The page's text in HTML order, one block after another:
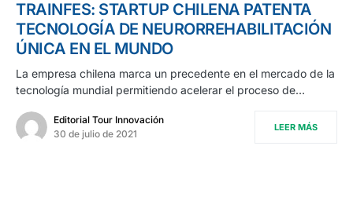
TRAINFES: STARTUP CHILENA PATENTA
TECNOLOGÍA DE NEURORREHABILITACIÓN
ÚNICA EN EL MUNDO
La empresa chilena marca un precedente en el mercado de la
tecnología mundial permitiendo acelerar el proceso de…
Editorial Tour Innovación
30 de julio de 2021
LEER MÁS